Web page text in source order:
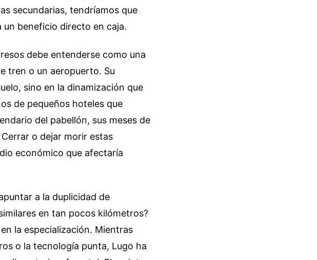
secundarias, tendríamos que
beneficio directo en caja.
debe entenderse como una
tren o un aeropuerto. Su
sino en la dinamización que
de pequeños hoteles que
del pabellón, sus meses de
o dejar morir estas
económico que afectaría
a la duplicidad de
en tan pocos kilómetros?
la especialización. Mientras
o la tecnología punta, Lugo ha